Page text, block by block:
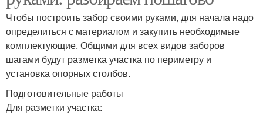
Чтобы построить забор своими руками, для начала надо
определиться с материалом и закупить необходимые
комплектующие. Общими для всех видов заборов
шагами будут разметка участка по периметру и
установка опорных столбов.
Подготовительные работы
Для разметки участка: